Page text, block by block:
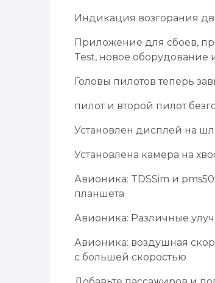
Индикация возгорания
Приложение для сбоев,
Test, новое оборудование
Головы пилотов теперь
пилот и второй пилот
Установлен дисплей на
Установлена камера на
Авионика: TDSSim и
планшета
Авионика: Различные
Авионика: воздушная
с большей скоростью